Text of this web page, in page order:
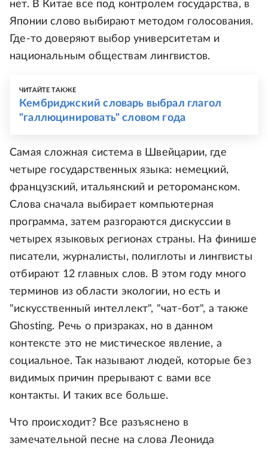
нет. В Китае все под контролем государства, в
Японии слово выбирают методом голосования.
Где-то доверяют выбор университетам и
национальным обществам лингвистов.
ЧИТАЙТЕ ТАКЖЕ
Кембриджский словарь выбрал глагол
"галлюцинировать" словом года
Самая сложная система в Швейцарии, где
четыре государственных языка: немецкий,
французский, итальянский и ретороманском.
Слова сначала выбирает компьютерная
программа, затем разгораются дискуссии в
четырех языковых регионах страны. На финише
писатели, журналисты, полиглоты и лингвисты
отбирают 12 главных слов. В этом году много
терминов из области экологии, но есть и
"искусственный интеллект", "чат-бот", а также
Ghosting. Речь о призраках, но в данном
контексте это не мистическое явление, а
социальное. Так называют людей, которые без
видимых причин прерывают с вами все
контакты. И таких все больше.
Что происходит? Все разъяснено в
замечательной песне на слова Леонида